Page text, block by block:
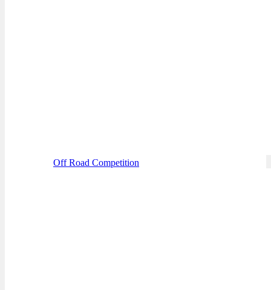
Off Road Competition